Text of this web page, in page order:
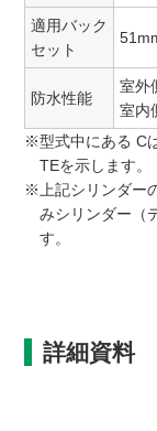
適用バック
セット
防水性能
室外
室内
※型式中にある C
TEを示します。
※上記シリンダー
みシリンダー（
す。
詳細資料